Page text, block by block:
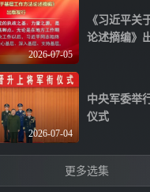
2026-07-05
《习近平关
论述摘编》
2026-07-04
中央军委举
仪式
更多选集